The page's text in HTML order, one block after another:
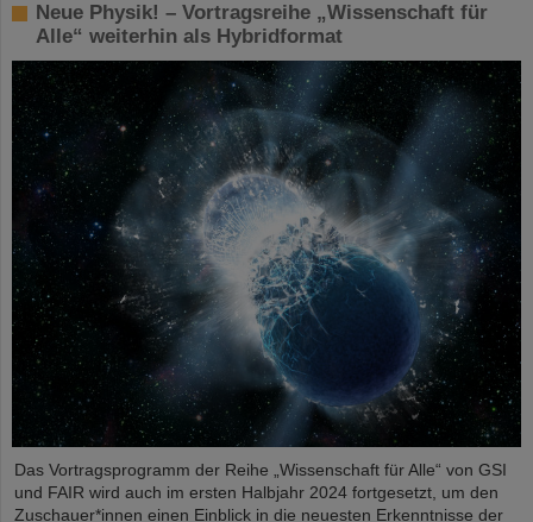
Neue Physik! – Vortragsreihe „Wissenschaft für
Alle“ weiterhin als Hybridformat
Das Vortragsprogramm der Reihe „Wissenschaft für Alle“ von GSI
und FAIR wird auch im ersten Halbjahr 2024 fortgesetzt, um den
Zuschauer*innen einen Einblick in die neuesten Erkenntnisse der